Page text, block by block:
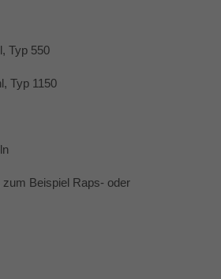
Typ 550
Typ 1150
zum Beispiel Raps- oder